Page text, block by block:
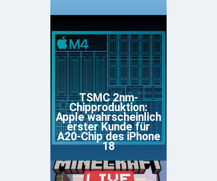
TSMC 2nm-
Chipproduktion:
Apple wahrscheinlich
erster Kunde für
A20-Chip des iPhone
18